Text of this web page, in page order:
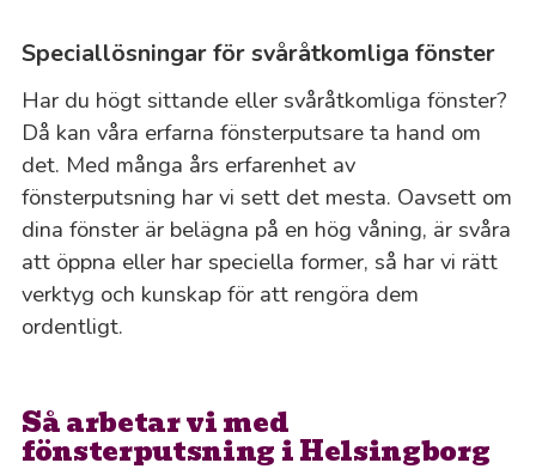
Speciallösningar för svåråtkomliga fönster
Har du högt sittande eller svåråtkomliga fönster?
Då kan våra erfarna fönsterputsare ta hand om
det. Med många års erfarenhet av
fönsterputsning har vi sett det mesta. Oavsett om
dina fönster är belägna på en hög våning, är svåra
att öppna eller har speciella former, så har vi rätt
verktyg och kunskap för att rengöra dem
ordentligt.
Så arbetar vi med
fönsterputsning i Helsingborg